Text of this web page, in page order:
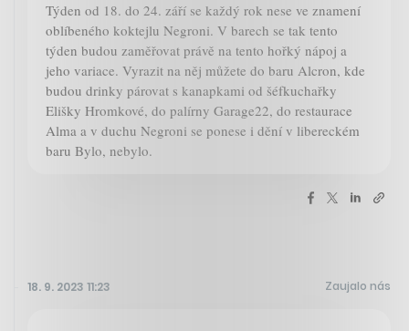
Týden od 18. do 24. září se každý rok nese ve znamení
oblíbeného koktejlu Negroni. V barech se tak tento
týden budou zaměřovat právě na tento hořký nápoj a
jeho variace. Vyrazit na něj můžete do baru Alcron, kde
budou drinky párovat s kanapkami od šéfkuchařky
Elišky Hromkové, do palírny Garage22, do restaurace
Alma a v duchu Negroni se ponese i dění v libereckém
baru Bylo, nebylo.
18. 9. 2023 11:23 Zaujalo nás